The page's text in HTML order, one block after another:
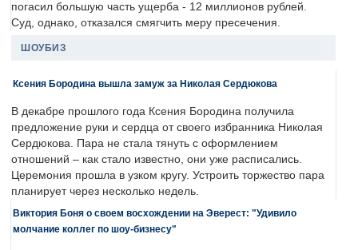
погасил большую часть ущерба - 12 миллионов рублей.
Суд, однако, отказался смягчить меру пресечения.
ШОУБИЗ
Ксения Бородина вышла замуж за Николая Сердюкова
В декабре прошлого года Ксения Бородина получила
предложение руки и сердца от своего избранника Николая
Сердюкова. Пара не стала тянуть с оформлением
отношений – как стало известно, они уже расписались.
Церемония прошла в узком кругу. Устроить торжество пара
планирует через несколько недель.
Виктория Боня о своем восхождении на Эверест: "Удивило
молчание коллег по шоу-бизнесу"